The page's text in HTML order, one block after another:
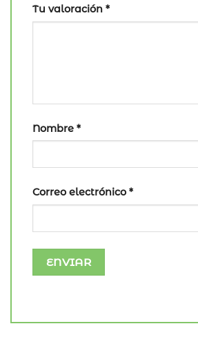
Tu valoración *
Nombre *
Correo electrónico *